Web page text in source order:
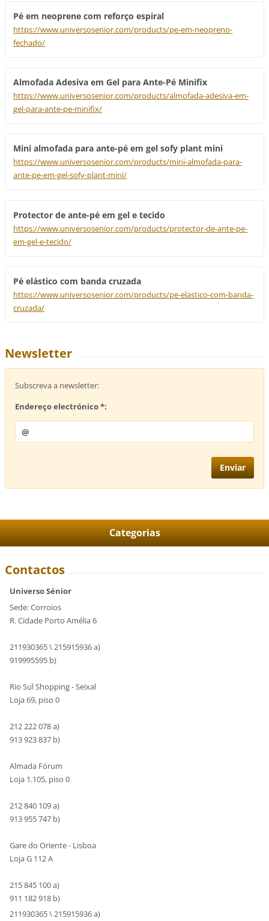
Pé em neoprene com reforço espiral
https://www.universosenior.com/products/pe-em-neopreno-
fechado/
Almofada Adesiva em Gel para Ante-Pé Minifix
https://www.universosenior.com/products/almofada-adesiva-em-
gel-para-ante-pe-minifix/
Mini almofada para ante-pé em gel sofy plant mini
https://www.universosenior.com/products/mini-almofada-para-
ante-pe-em-gel-sofy-plant-mini/
Protector de ante-pé em gel e tecido
https://www.universosenior.com/products/protector-de-ante-pe-
em-gel-e-tecido/
Pé elástico com banda cruzada
https://www.universosenior.com/products/pe-elastico-com-banda-
cruzada/
Newsletter
Subscreva a newsletter:
Endereço electrónico *:
Categorias
Contactos
Universo Sénior
Sede: Corroios
R. Cidade Porto Amélia 6
211930365 \ 215915936 a)
919995595 b)
Rio Sul Shopping - Seixal
Loja 69, piso 0
212 222 078 a)
913 923 837 b)
Almada Fórum
Loja 1.105, piso 0
212 840 109 a)
913 955 747 b)
Gare do Oriente - Lisboa
Loja G 112 A
215 845 100 a)
911 182 918 b)
211930365 \ 215915936 a)